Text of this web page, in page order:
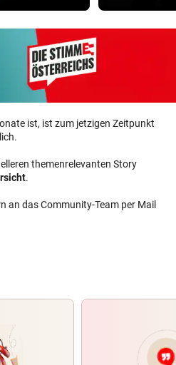
ist, ist zum jetzigen Zeitpunkt
themenrelevanten Story
.
an das Community-Team per Mail